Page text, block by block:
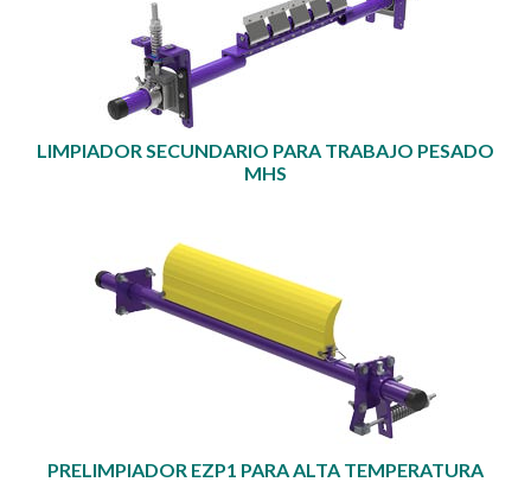
LIMPIADOR SECUNDARIO PARA TRABAJO PESADO
MHS
PRELIMPIADOR EZP1 PARA ALTA TEMPERATURA